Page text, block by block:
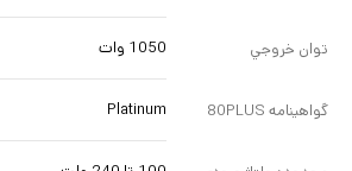
توان خروجي 1050 وات
گواهينامه 80PLUS Platinum